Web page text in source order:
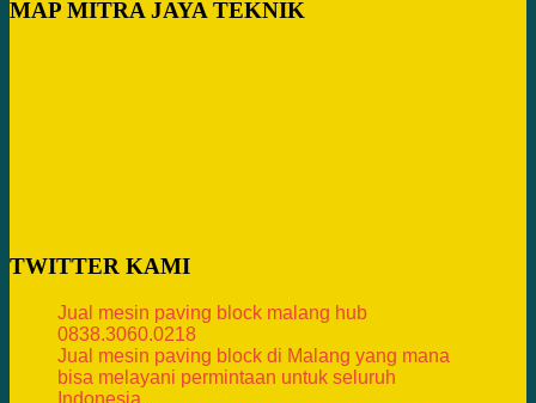
MAP MITRA JAYA TEKNIK
TWITTER KAMI
Jual mesin paving block malang hub
0838.3060.0218
Jual mesin paving block di Malang yang mana
bisa melayani permintaan untuk seluruh
Indonesia.